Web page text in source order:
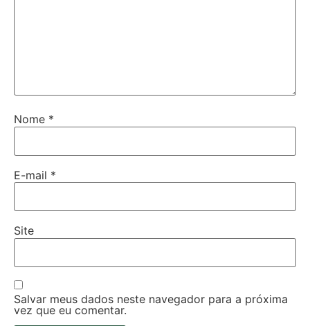
Nome *
E-mail *
Site
Salvar meus dados neste navegador para a próxima
vez que eu comentar.